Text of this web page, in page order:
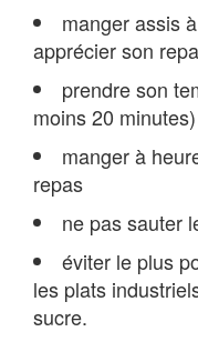
manger assis
apprécier son
prendre son
moins 20
manger à
repas
ne pas sauter
éviter le plus
les plats
sucre.